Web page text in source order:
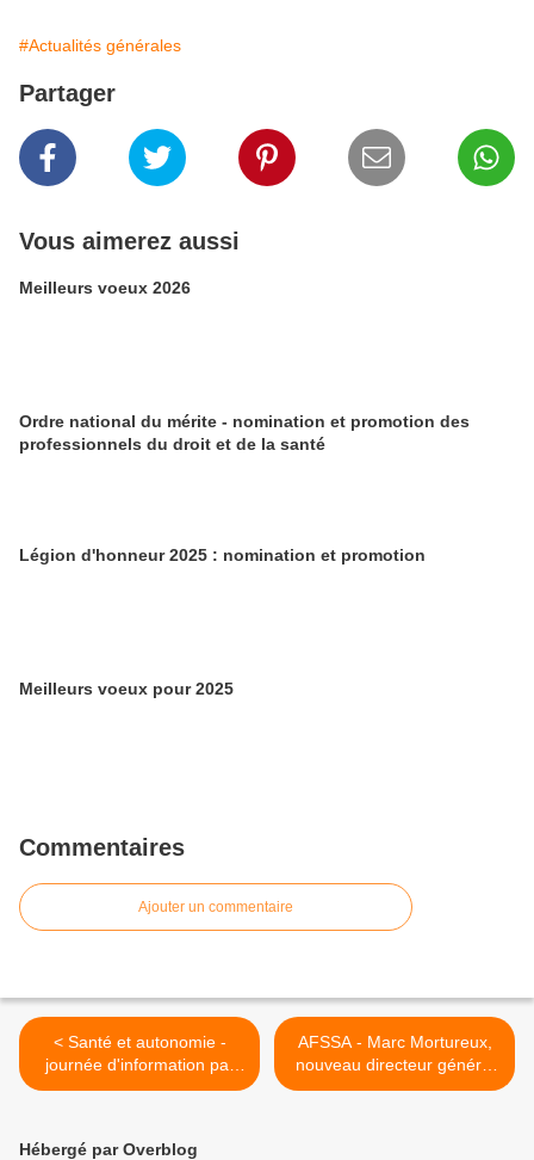
#Actualités générales
Partager
Vous aimerez aussi
Meilleurs voeux 2026
Ordre national du mérite - nomination et promotion des
professionnels du droit et de la santé
Légion d'honneur 2025 : nomination et promotion
Meilleurs voeux pour 2025
Commentaires
Ajouter un commentaire
< Santé et autonomie -
journée d'information par
l'ANR
AFSSA - Marc Mortureux,
nouveau directeur général
>
Hébergé par Overblog